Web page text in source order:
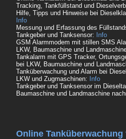
Tracking, Tankfüllstand und
Hilfe, Tipps und Hinweise bei
Info
Messung und Erfassung des
Tankgeber und Tanksensor:
Info
GSM Alarmmodem mit stillen SMS
LKW, Baumaschine und
Tankalarm mit GPS Tracker,
bei LKW, Baumaschine und
Tanküberwachung und Alarm bei
LKW und Zugmaschinen:
Info
Tankgeber und Tanksensor im
Baumaschine und Landmaschine
Online